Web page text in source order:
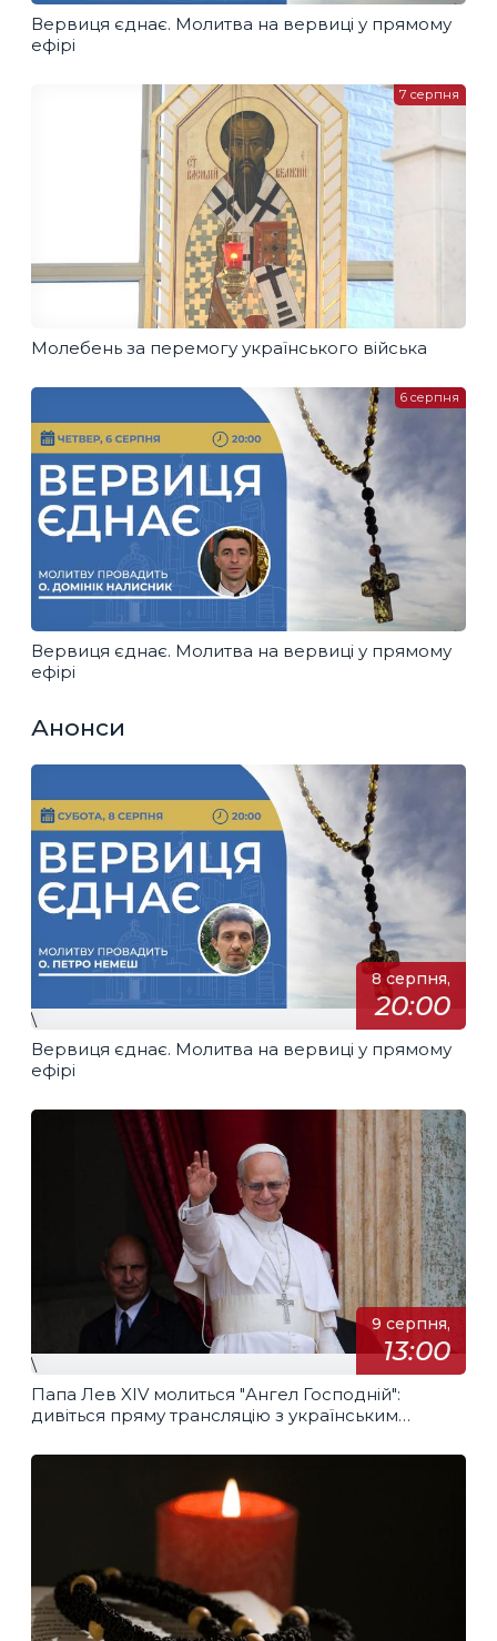
Вервиця єднає. Молитва на вервиці у прямому
ефірі
Молебень за перемогу українського війська
7 серпня
Вервиця єднає. Молитва на вервиці у прямому
ефірі
6 серпня
Анонси
8 серпня,
20:00
\
Вервиця єднає. Молитва на вервиці у прямому
ефірі
9 серпня,
13:00
\
Папа Лев XIV молиться "Ангел Господній":
дивіться пряму трансляцію з українським